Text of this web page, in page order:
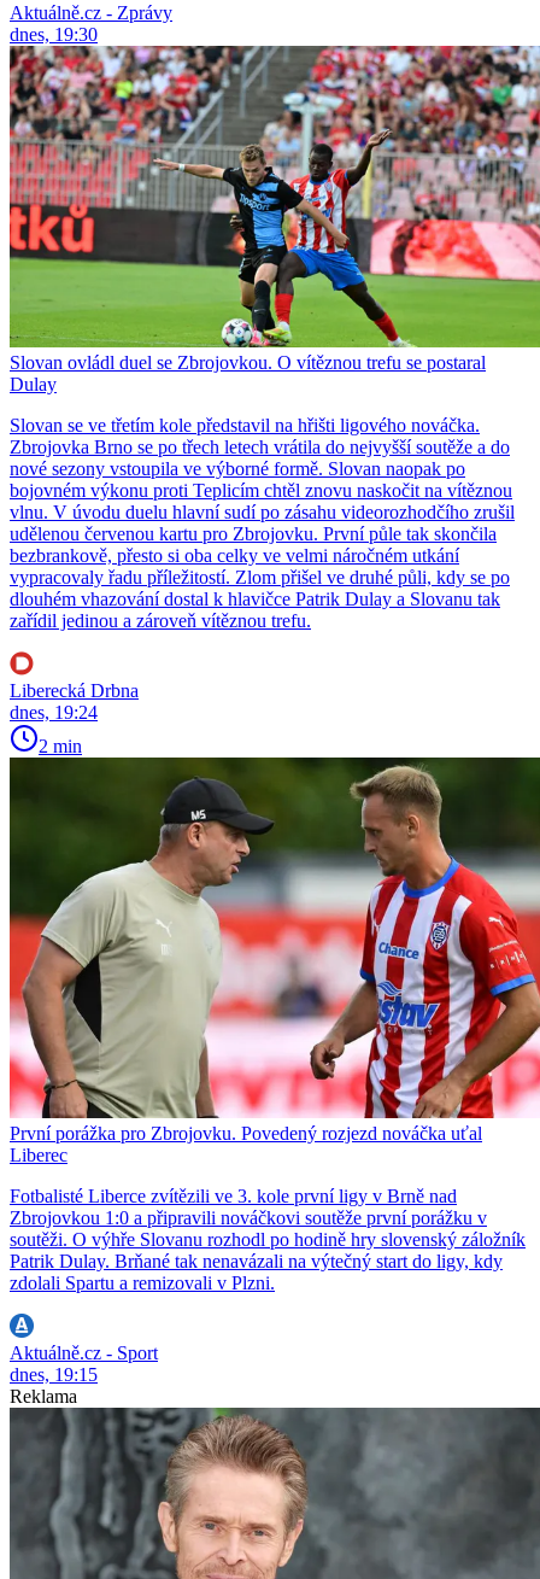
Aktuálně.cz - Zprávy
dnes, 19:30
Slovan ovládl duel se Zbrojovkou. O vítěznou trefu se postaral
Dulay
Slovan se ve třetím kole představil na hřišti ligového nováčka.
Zbrojovka Brno se po třech letech vrátila do nejvyšší soutěže a do
nové sezony vstoupila ve výborné formě. Slovan naopak po
bojovném výkonu proti Teplicím chtěl znovu naskočit na vítěznou
vlnu. V úvodu duelu hlavní sudí po zásahu videorozhodčího zrušil
udělenou červenou kartu pro Zbrojovku. První půle tak skončila
bezbrankově, přesto si oba celky ve velmi náročném utkání
vypracovaly řadu příležitostí. Zlom přišel ve druhé půli, kdy se po
dlouhém vhazování dostal k hlavičce Patrik Dulay a Slovanu tak
zařídil jedinou a zároveň vítěznou trefu.
Liberecká Drbna
dnes, 19:24
2 min
První porážka pro Zbrojovku. Povedený rozjezd nováčka uťal
Liberec
Fotbalisté Liberce zvítězili ve 3. kole první ligy v Brně nad
Zbrojovkou 1:0 a připravili nováčkovi soutěže první porážku v
soutěži. O výhře Slovanu rozhodl po hodině hry slovenský záložník
Patrik Dulay. Brňané tak nenavázali na výtečný start do ligy, kdy
zdolali Spartu a remizovali v Plzni.
Aktuálně.cz - Sport
dnes, 19:15
Reklama